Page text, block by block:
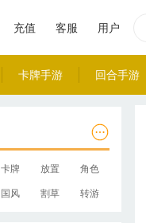
卡牌手游 回合手游
充值 客服 用户
卡牌 放置 角色
国风 割草 转游